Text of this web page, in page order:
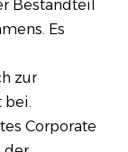
Bestandteil
Es
zur
bei.
Corporate